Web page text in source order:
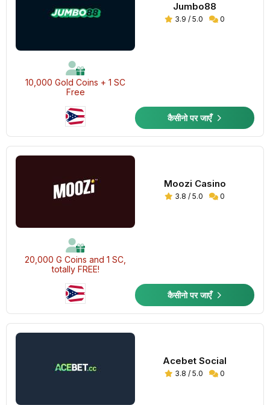
Jumbo88
3.9 / 5.0 0
10,000 Gold Coins + 1 SC
Free
कैसीनो पर जाएँ
Moozi Casino
3.8 / 5.0 0
20,000 G Coins and 1 SC,
totally FREE!
कैसीनो पर जाएँ
Acebet Social
3.8 / 5.0 0